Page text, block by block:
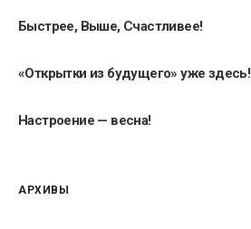
Быстрее, Выше, Счастливее!
«Открытки из будущего» уже здесь!
Настроение — весна!
АРХИВЫ